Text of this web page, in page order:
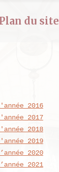
Plan du site
2016
2017
2018
2019
2020
2021